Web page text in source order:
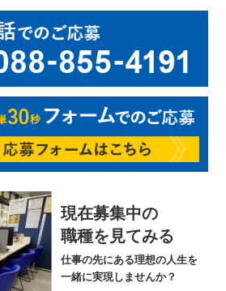
現在募集中の
職種を見てみる
仕事の先にある理想の人生を
一緒に実現しませんか？